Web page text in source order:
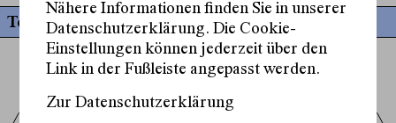
Termine
Nähere Informationen finden Sie in unserer
Datenschutzerklärung. Die Cookie-
Einstellungen können jederzeit über den
Link in der Fußleiste angepasst werden.
Zur Datenschutzerklärung